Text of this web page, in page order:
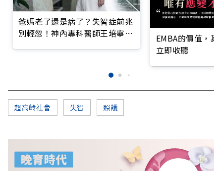
爸媽老了還是病了？失智症前兆
別輕忽！神內專科醫師王培寧呼
EMBA的價值，
立即收聽
超高齡社會 失智 照護